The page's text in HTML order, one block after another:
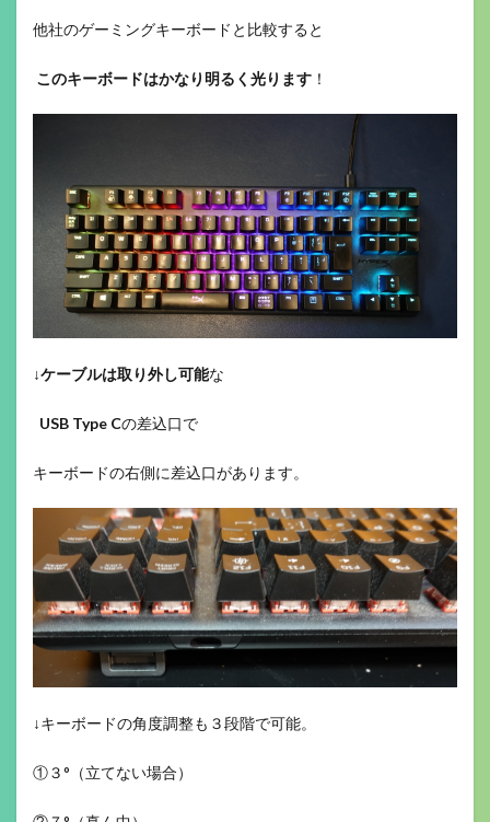
他社のゲーミングキーボードと比較すると
このキーボードはかなり明るく光ります ！
↓ケーブルは取り外し可能な
USB Type Cの差込口で
キーボードの右側に差込口があります。
↓キーボードの角度調整も３段階で可能。
①３°（立てない場合）